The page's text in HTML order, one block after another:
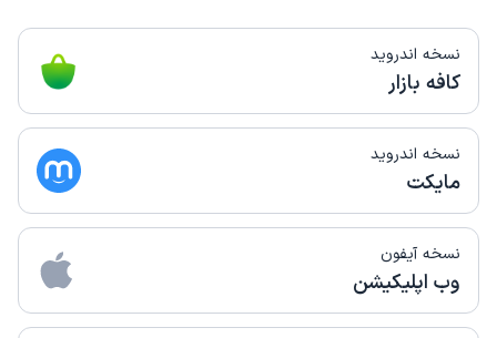
نسخه اندروید
کافه بازار
نسخه اندروید
مایکت
نسخه آیفون
وب اپلیکیشن